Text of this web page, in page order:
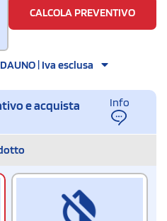
CALCOLA PREVENTIVO
| Iva esclusa
e acquista
Info